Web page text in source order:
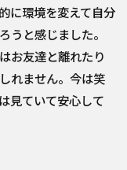
に環境を変えて自分
うと感じました。
お友達と離れたり
れません。今は笑
見ていて安心して